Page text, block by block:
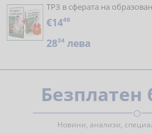
ТРЗ в сферата на
€1449
2834 лева
Новини, анализи,